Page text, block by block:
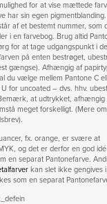
for at vise mættede
har sin egen pigmentblanding.
af et bestemt nummer, som
i en farvebog. Brug altid
for at tage udgangspunkt i
på enten bestrøget,
gængse). Afhængig af
du vælge mellem Pantone C
for uncoated – dvs. hhv.
at udtrykket, afhængig
meget forskelligt. (Mere
fx. orange, er svære at
og det er derfor en god
en separat Pantonefarve.
kan slet ikke gengives
som en separat